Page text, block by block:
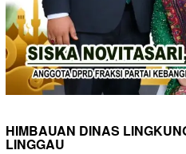
HIMBAUAN DINAS
LINGGAU